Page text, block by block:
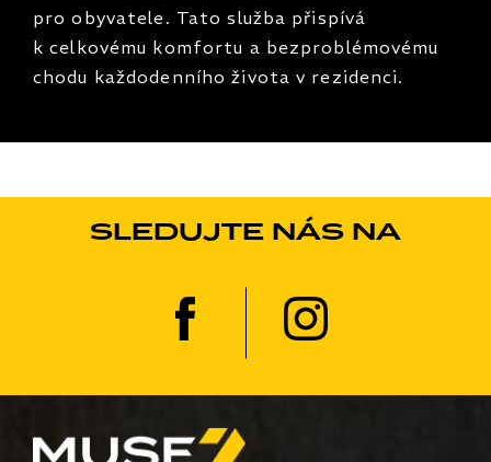
pro obyvatele. Tato služba přispívá
k celkovému komfortu a bezproblémovému
chodu každodenního života v rezidenci.
SLEDUJTE NÁS NA